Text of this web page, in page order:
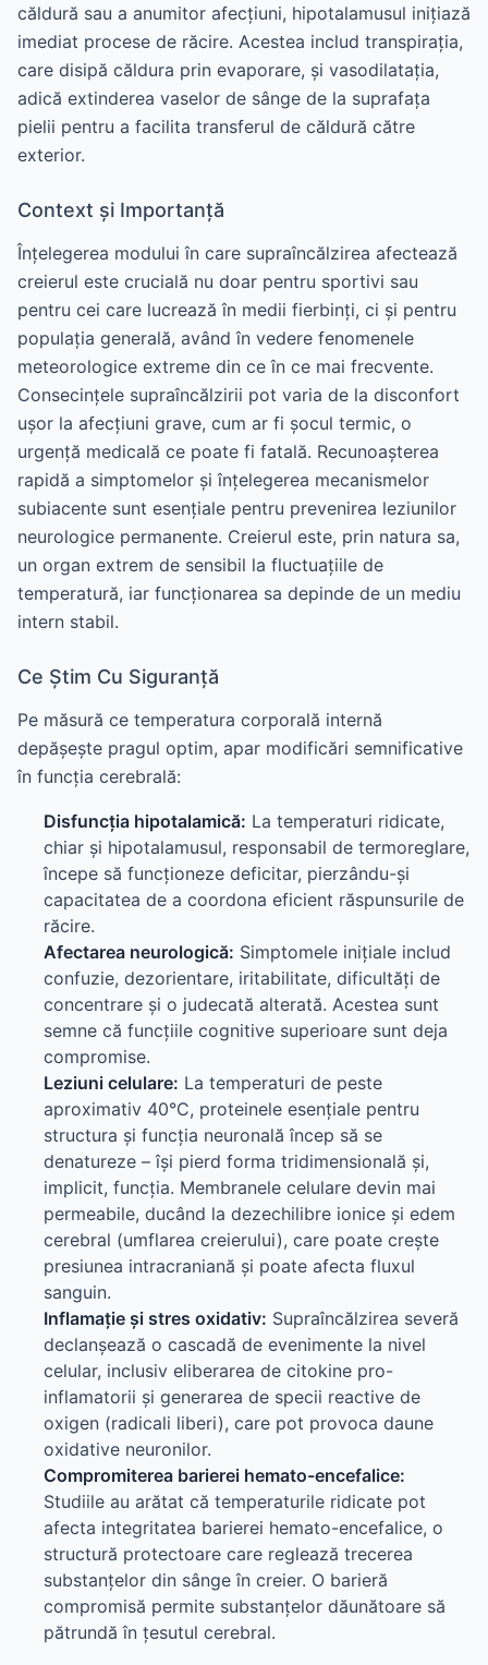
căldură sau a anumitor afecțiuni, hipotalamusul inițiază
imediat procese de răcire. Acestea includ transpirația,
care disipă căldura prin evaporare, și vasodilatația,
adică extinderea vaselor de sânge de la suprafața
pielii pentru a facilita transferul de căldură către
exterior.
Context și Importanță
Înțelegerea modului în care supraîncălzirea afectează
creierul este crucială nu doar pentru sportivi sau
pentru cei care lucrează în medii fierbinți, ci și pentru
populația generală, având în vedere fenomenele
meteorologice extreme din ce în ce mai frecvente.
Consecințele supraîncălzirii pot varia de la disconfort
ușor la afecțiuni grave, cum ar fi șocul termic, o
urgență medicală ce poate fi fatală. Recunoașterea
rapidă a simptomelor și înțelegerea mecanismelor
subiacente sunt esențiale pentru prevenirea leziunilor
neurologice permanente. Creierul este, prin natura sa,
un organ extrem de sensibil la fluctuațiile de
temperatură, iar funcționarea sa depinde de un mediu
intern stabil.
Ce Știm Cu Siguranță
Pe măsură ce temperatura corporală internă
depășește pragul optim, apar modificări semnificative
în funcția cerebrală:
Disfuncția hipotalamică: La temperaturi ridicate,
chiar și hipotalamusul, responsabil de termoreglare,
începe să funcționeze deficitar, pierzându-și
capacitatea de a coordona eficient răspunsurile de
răcire.
Afectarea neurologică: Simptomele inițiale includ
confuzie, dezorientare, iritabilitate, dificultăți de
concentrare și o judecată alterată. Acestea sunt
semne că funcțiile cognitive superioare sunt deja
compromise.
Leziuni celulare: La temperaturi de peste
aproximativ 40°C, proteinele esențiale pentru
structura și funcția neuronală încep să se
denatureze – își pierd forma tridimensională și,
implicit, funcția. Membranele celulare devin mai
permeabile, ducând la dezechilibre ionice și edem
cerebral (umflarea creierului), care poate crește
presiunea intracraniană și poate afecta fluxul
sanguin.
Inflamație și stres oxidativ: Supraîncălzirea severă
declanșează o cascadă de evenimente la nivel
celular, inclusiv eliberarea de citokine pro-
inflamatorii și generarea de specii reactive de
oxigen (radicali liberi), care pot provoca daune
oxidative neuronilor.
Compromiterea barierei hemato-encefalice:
Studiile au arătat că temperaturile ridicate pot
afecta integritatea barierei hemato-encefalice, o
structură protectoare care reglează trecerea
substanțelor din sânge în creier. O barieră
compromisă permite substanțelor dăunătoare să
pătrundă în țesutul cerebral.